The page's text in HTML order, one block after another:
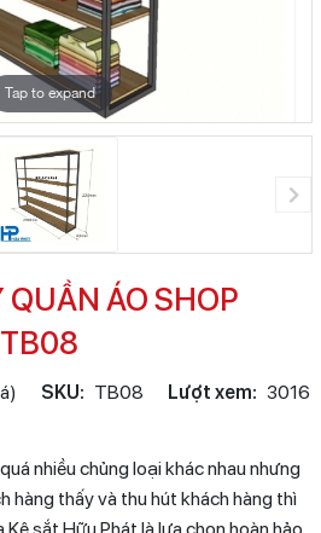
Tap to expand
QUẦN ÁO SHOP
SKU: TB08 Lượt xem: 3016
nhiều chủng loại khác nhau nhưng
hàng thấy và thu hút khách hàng thì